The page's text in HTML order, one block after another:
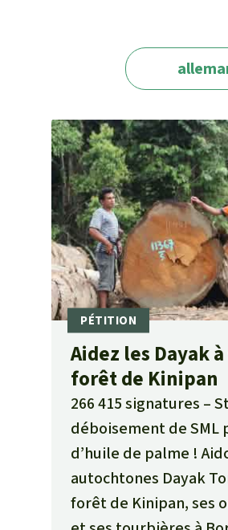
Aidez les Dayak
forêt de Kinipan
266 415 signatures
déboisement de SML
d’huile de palme !
autochtones Dayak
forêt de Kinipan, ses